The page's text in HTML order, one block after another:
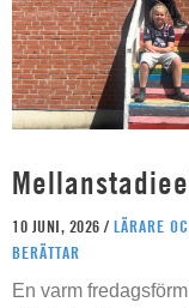
10 JUNI, 2026 / LÄRARE
BERÄTTAR
En varm